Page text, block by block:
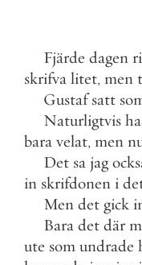
Fjärde dagen
skrifva litet, men
Gustaf satt
Naturligtvis
bara velat, men
Det sa jag
in skrifdonen i
Men det gick
Bara det där
ute som undrade